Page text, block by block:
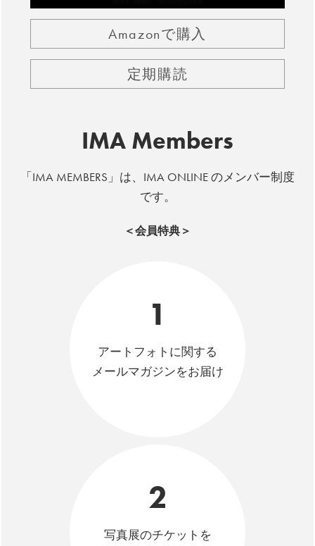
Amazonで購入
定期購読
IMA Members
「IMA MEMBERS」は、IMA ONLINE のメンバー制度
です。
＜会員特典＞
1
アートフォトに関する
メールマガジンをお届け
2
写真展のチケットを